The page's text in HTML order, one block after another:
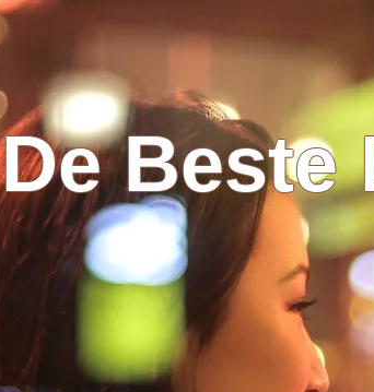
De Beste